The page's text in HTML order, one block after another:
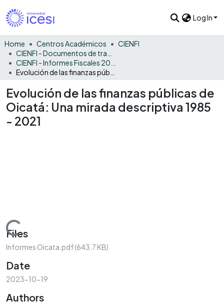
Log In
Home Centros Académicos
CIENFI
Evolución de las finanzas públicas de
Oicatá: Una mirada descriptiva 1985
- 2021
Loading...
Files
Informes Oicata.pdf(643.7 KB)
Date
2023-10-19
Authors